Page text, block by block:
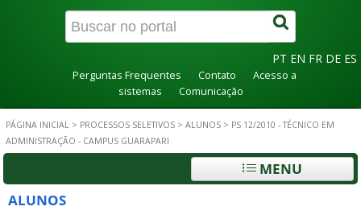
Canais
PT EN FR DE ES
Perguntas Frequentes Contato
Acesso a
sistemas
Comunicação
PÁGINA INICIAL > PROCESSOS SELETIVOS > ALUNOS > PS 12/2010 - TÉCNICO EM
ADMINISTRAÇÃO - CAMPUS GUARAPARI
MENU
ALUNOS